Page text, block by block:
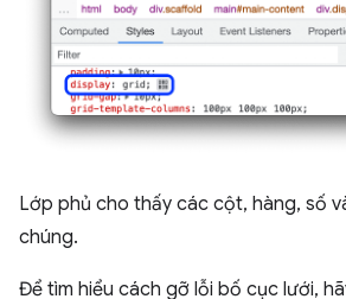
Lớp phủ cho thấy các cột, hàng, số
chúng.
Để tìm hiểu cách gỡ lỗi bố cục lưới,